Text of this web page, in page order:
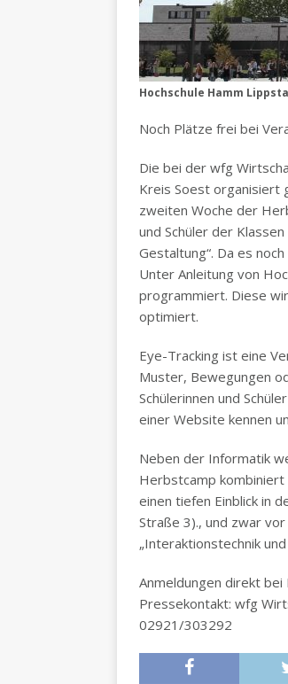
Hochschule Hamm
Noch Plätze frei bei
Die bei der wfg
Kreis Soest organisiert
zweiten Woche der
und Schüler der
Gestaltung“. Da es
Unter Anleitung von
programmiert. Diese
optimiert.
Eye-Tracking ist eine
Muster, Bewegungen
Schülerinnen und
einer Website kennen
Neben der Informatik
Herbstcamp kombiniert
einen tiefen Einblick in
Straße 3)., und zwar
„Interaktionstechnik und
Anmeldungen direkt bei
Pressekontakt: wfg
02921/303292